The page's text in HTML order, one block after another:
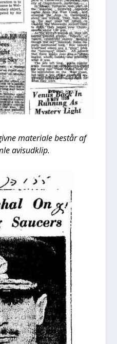
mate­ri­a­le består af
avis­ud­klip.